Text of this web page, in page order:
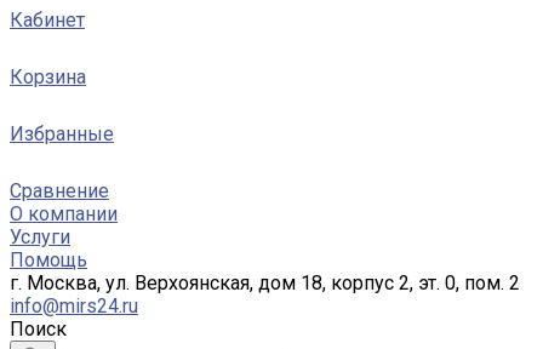
Кабинет
Корзина
Избранные
Сравнение
О компании
Услуги
Помощь
г. Москва, ул. Верхоянская, дом 18, корпус 2, эт. 0, пом. 2
info@mirs24.ru
Поиск